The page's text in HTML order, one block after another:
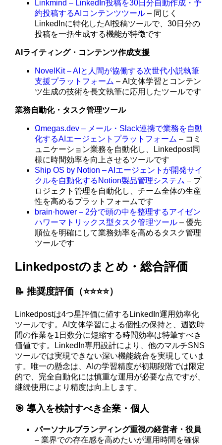
Linkmind – LinkedIn投稿を30日分自動作成・予
約投稿するAIコンテンツツール – 同じく
LinkedInに特化したAI投稿ツールで、30日分の
投稿を一括生成する機能が特徴です
AIライティング・コンテンツ作成支援
NovelKit – AIと人間が協働する次世代小説執筆
支援プラットフォーム – AI文体学習とコンテン
ツ生成の技術を長文執筆に応用したツールです
業務自動化・タスク管理ツール
Ωmegas.dev – メール・Slack連携で業務を自動
化するAIエージェントプラットフォーム – コミ
ュニケーション業務を自動化し、Linkedpost同
様に時間効率を向上させるツールです
Ship OS by Notion – AIエージェントが開発サイ
クルを自動化するNotion製品管理システム – プ
ロジェクト管理を自動化し、チーム全体の生産
性を高めるプラットフォームです
brain·hower – 2分で頭の中を整理するアイゼン
ハワーマトリックス型タスク管理ツール – 優先
順位を明確にして業務効率を高めるタスク管理
ツールです
Linkedpostのまとめ・総合評価
📝 推奨度評価（⭐️⭐️⭐️⭐️）
Linkedpostは4つ星評価に値するLinkedIn運用効率化
ツールです。AI文体学習による個性の保持と、週数時
間の作業を1日数分に短縮する時間効率は特筆すべき
価値です。LinkedIn専用設計により、他のマルチSNS
ツールでは実現できない深い機能統合を実現していま
す。唯一の懸念は、AIの学習精度が初期段階では限定
的で、完全自動化には慎重な運用が必要な点ですが、
継続使用により精度は向上します。
🎯 導入を検討すべき企業・個人
パーソナルブランディング重視の経営者・役員
– 業界での存在感を高めたいが運用時間を確保